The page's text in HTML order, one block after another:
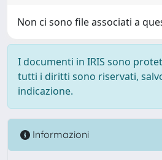
Non ci sono file associati a
I documenti in IRIS sono
tutti i diritti sono riservati,
indicazione.
Informazioni